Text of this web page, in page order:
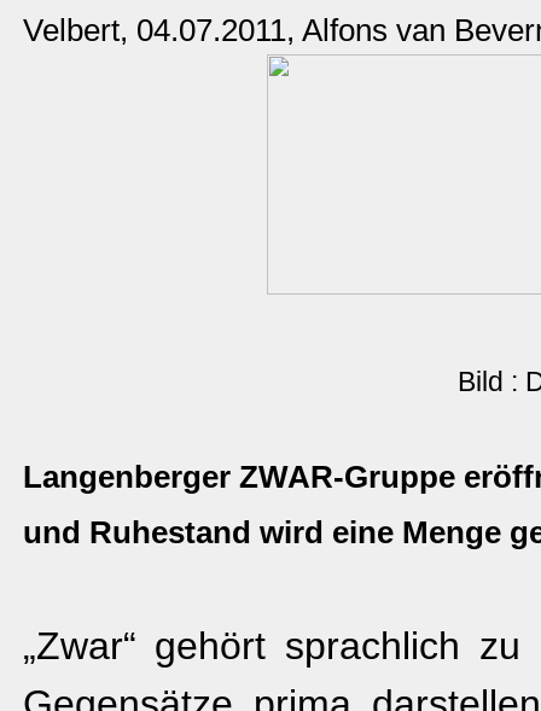
Velbert, 04.07.2011, Alfons van
Bild :
Langenberger ZWAR-Gruppe
und Ruhestand wird eine Menge
„Zwar“ gehört sprachlich